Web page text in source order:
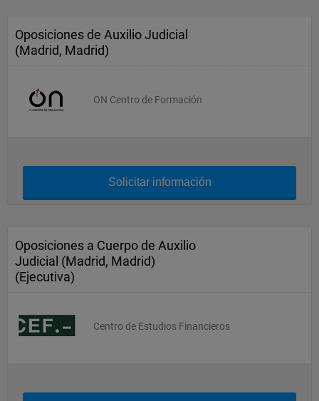
Oposiciones de Auxilio Judicial
(Madrid, Madrid)
ON Centro de Formación
Solicitar información
Oposiciones a Cuerpo de Auxilio
Judicial (Madrid, Madrid)
(Ejecutiva)
Centro de Estudios Financieros